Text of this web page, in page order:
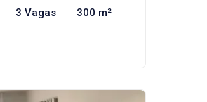
3 Vagas 300 m²